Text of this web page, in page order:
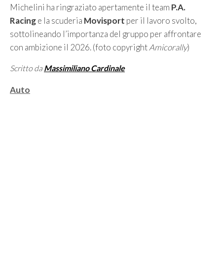
Michelini ha ringraziato apertamente il team P.A.
Racinge la scuderia Movisport per il lavoro svolto,
sottolineando l’importanza del gruppo per affrontare
con ambizione il 2026. (foto copyrightAmicorally)
Scritto da Massimiliano Cardinale
Categorie
Auto